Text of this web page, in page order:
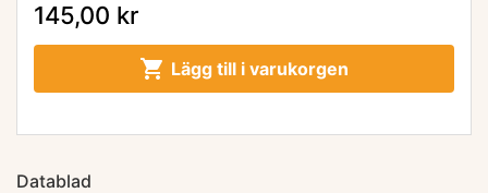
145,00 kr
 Lägg till i varukorgen
Datablad